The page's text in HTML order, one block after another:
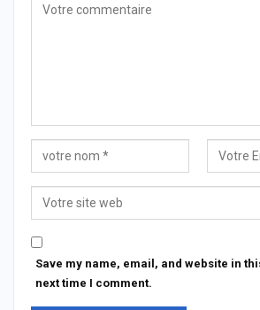
Save my name, email, and website in
next time I comment.